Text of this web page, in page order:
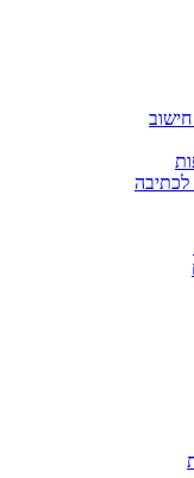
חישוב
לכתיבה